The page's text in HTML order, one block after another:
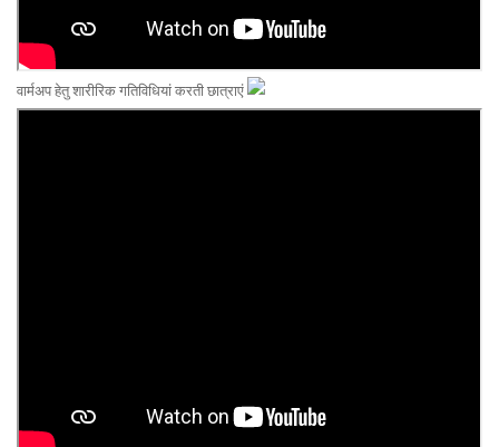
वार्मअप हेतु शारीरिक गतिविधियां करती छात्राएं